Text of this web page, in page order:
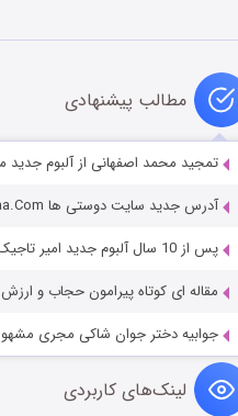
مطالب پیشنهادی
تمجيد محمد اصفهانی از آلبوم
آدرس جدید سایت دوستی ها Doostihaa.Com
پس از 10 سال آلبوم جدید امیر تاجیک منتشر شد!
مقاله ای کوتاه پیرامون حجاب و
جوابیه دختر جوان شاکی مجری
لینک‌های کاربردی